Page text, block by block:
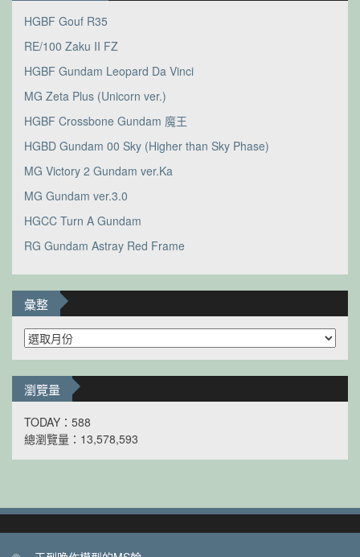
HGBF Gouf R35
RE/100 Zaku II FZ
HGBF Gundam Leopard Da Vinci
MG Zeta Plus (Unicorn ver.)
HGBF Crossbone Gundam 魔王
HGBD Gundam 00 Sky (Higher than Sky Phase)
MG Victory 2 Gundam ver.Ka
MG Gundam ver.3.0
HGCC Turn A Gundam
RG Gundam Astray Red Frame
彙整
彙
整
瀏覽量
TODAY：588
總瀏覽量：13,578,593